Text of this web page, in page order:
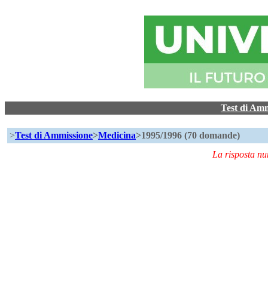
Test di
>Test di Ammissione>Medicina>1995/1996 (70 domande)
La risposta